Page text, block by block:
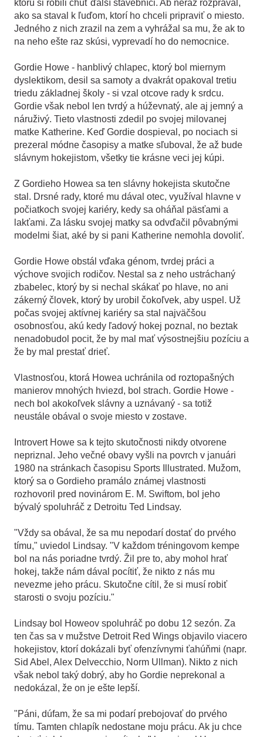
ktorú si robili chuť ďalší stavebníci. Ab neraz rozprával,
ako sa staval k ľuďom, ktorí ho chceli pripraviť o miesto.
Jedného z nich zrazil na zem a vyhrážal sa mu, že ak to
na neho ešte raz skúsi, vyprevadí ho do nemocnice.
Gordie Howe - hanblivý chlapec, ktorý bol miernym
dyslektikom, desil sa samoty a dvakrát opakoval tretiu
triedu základnej školy - si vzal otcove rady k srdcu.
Gordie však nebol len tvrdý a húževnatý, ale aj jemný a
náruživý. Tieto vlastnosti zdedil po svojej milovanej
matke Katherine. Keď Gordie dospieval, po nociach si
prezeral módne časopisy a matke sľuboval, že až bude
slávnym hokejistom, všetky tie krásne veci jej kúpi.
Z Gordieho Howea sa ten slávny hokejista skutočne
stal. Drsné rady, ktoré mu dával otec, využíval hlavne v
počiatkoch svojej kariéry, kedy sa oháňal päsťami a
lakťami. Za lásku svojej matky sa odvďačil pôvabnými
modelmi šiat, aké by si pani Katherine nemohla dovoliť.
Gordie Howe obstál vďaka génom, tvrdej práci a
výchove svojich rodičov. Nestal sa z neho ustráchaný
zbabelec, ktorý by si nechal skákať po hlave, no ani
zákerný človek, ktorý by urobil čokoľvek, aby uspel. Už
počas svojej aktívnej kariéry sa stal najväčšou
osobnosťou, akú kedy ľadový hokej poznal, no beztak
nenadobudol pocit, že by mal mať výsostnejšiu pozíciu a
že by mal prestať drieť.
Vlastnosťou, ktorá Howea uchránila od roztopašných
manierov mnohých hviezd, bol strach. Gordie Howe -
nech bol akokoľvek slávny a uznávaný - sa totiž
neustále obával o svoje miesto v zostave.
Introvert Howe sa k tejto skutočnosti nikdy otvorene
nepriznal. Jeho večné obavy vyšli na povrch v januári
1980 na stránkach časopisu Sports Illustrated. Mužom,
ktorý sa o Gordieho pramálo známej vlastnosti
rozhovoril pred novinárom E. M. Swiftom, bol jeho
bývalý spoluhráč z Detroitu Ted Lindsay.
"Vždy sa obával, že sa mu nepodarí dostať do prvého
tímu," uviedol Lindsay. "V každom tréningovom kempe
bol na nás poriadne tvrdý. Žil pre to, aby mohol hrať
hokej, takže nám dával pocítiť, že nikto z nás mu
nevezme jeho prácu. Skutočne cítil, že si musí robiť
starosti o svoju pozíciu."
Lindsay bol Howeov spoluhráč po dobu 12 sezón. Za
ten čas sa v mužstve Detroit Red Wings objavilo viacero
hokejistov, ktorí dokázali byť ofenzívnymi ťahúňmi (napr.
Sid Abel, Alex Delvecchio, Norm Ullman). Nikto z nich
však nebol taký dobrý, aby ho Gordie neprekonal a
nedokázal, že on je ešte lepší.
"Páni, dúfam, že sa mi podarí prebojovať do prvého
tímu. Tamten chlapík nedostane moju prácu. Ak ju chce